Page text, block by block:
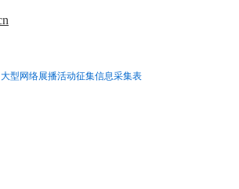
型网络展播活动征集信息采集表